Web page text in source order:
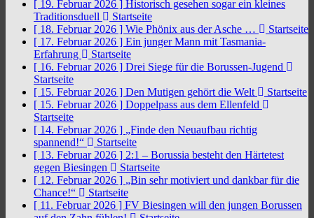
[ 19. Februar 2026 ] Historisch gesehen sogar ein kleines
Traditionsduell
Startseite
[ 18. Februar 2026 ] Wie Phönix aus der Asche …
Startseite
[ 17. Februar 2026 ] Ein junger Mann mit Tasmania-
Erfahrung
Startseite
[ 16. Februar 2026 ] Drei Siege für die Borussen-Jugend
Startseite
[ 15. Februar 2026 ] Den Mutigen gehört die Welt
Startseite
[ 15. Februar 2026 ] Doppelpass aus dem Ellenfeld
Startseite
[ 14. Februar 2026 ] „Finde den Neuaufbau richtig
spannend!“
Startseite
[ 13. Februar 2026 ] 2:1 – Borussia besteht den Härtetest
gegen Biesingen
Startseite
[ 12. Februar 2026 ] „Bin sehr motiviert und dankbar für die
Chance!“
Startseite
[ 11. Februar 2026 ] FV Biesingen will den jungen Borussen